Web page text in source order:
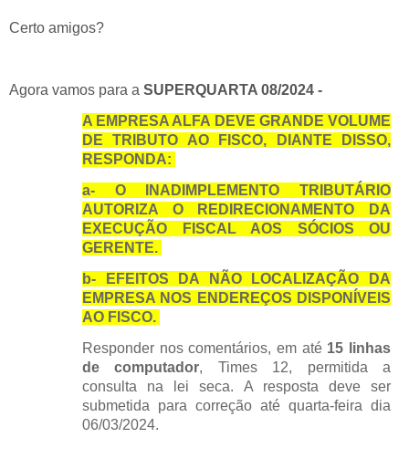
Certo amigos?
Agora vamos para a SUPERQUARTA 08/2024 -
A EMPRESA ALFA DEVE GRANDE VOLUME
DE TRIBUTO AO FISCO, DIANTE DISSO,
RESPONDA:
a- O INADIMPLEMENTO TRIBUTÁRIO
AUTORIZA O REDIRECIONAMENTO DA
EXECUÇÃO FISCAL AOS SÓCIOS OU
GERENTE.
b- EFEITOS DA NÃO LOCALIZAÇÃO DA
EMPRESA NOS ENDEREÇOS DISPONÍVEIS
AO FISCO.
Responder nos comentários, em até 15 linhas
de computador, Times 12, permitida a
consulta na lei seca. A resposta deve ser
submetida para correção até quarta-feira dia
06/03/2024.